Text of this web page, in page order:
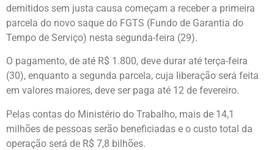
demitidos sem justa causa começam a receber a primeira
parcela do novo saque do FGTS (Fundo de Garantia do
Tempo de Serviço) nesta segunda-feira (29).
O pagamento, de até R$ 1.800, deve durar até terça-feira
(30), enquanto a segunda parcela, cuja liberação será feita
em valores maiores, deve ser paga até 12 de fevereiro.
Pelas contas do Ministério do Trabalho, mais de 14,1
milhões de pessoas serão beneficiadas e o custo total da
operação será de R$ 7,8 bilhões.